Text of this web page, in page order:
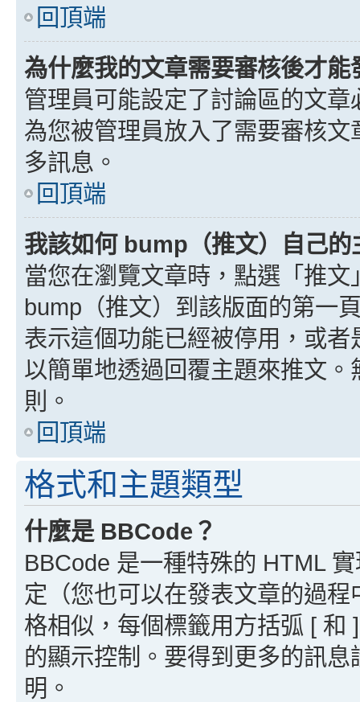
回頂端
為什麼我的文章需要審核後才能
管理員可能設定了討論區的文
為您被管理員放入了需要審核
多訊息。
回頂端
我該如何 bump（推文）自己的
當您在瀏覽文章時，點選「推
bump（推文）到該版面的第一
表示這個功能已經被停用，或
以簡單地透過回覆主題來推文
則。
回頂端
格式和主題類型
什麼是 BBCode？
BBCode 是一種特殊的 HTML
定（您也可以在發表文章的過
格相似，每個標籤用方括弧 [ 和
的顯示控制。要得到更多的訊
明。